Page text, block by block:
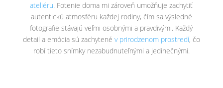
ateliéru. Fotenie doma mi zároveň umožňuje zachytiť
autentickú atmosféru každej rodiny, čím sa výsledné
fotografie stávajú veľmi osobnými a pravdivými. Každý
detail a emócia sú zachytené v prirodzenom prostredí, čo
robí tieto snímky nezabudnuteľnými a jedinečnými.